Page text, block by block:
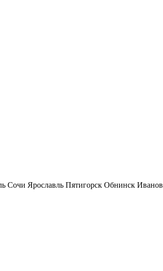
Сочи Ярославль Пятигорск Обнинск